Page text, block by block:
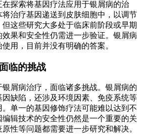
在探索将基因疗法应用于银屑病的治
治疗基因递送到皮肤细胞中，以调节
这些研究大多处于临床前阶段或早期
果和安全性仍需进一步验证。银屑病
用，目前并没有明确的答案。
临的挑战
屑病治疗，面临诸多挑战。银屑病的
缺陷，还涉及环境因素、免疫系统等
单一的基因修饰疗法可能难以达到不
辑技术的安全性仍然是一个重要的关
性等问题都需要进一步研究和解决。